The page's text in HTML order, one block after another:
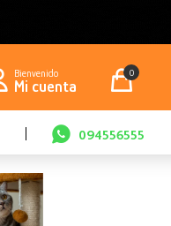
094556555
0